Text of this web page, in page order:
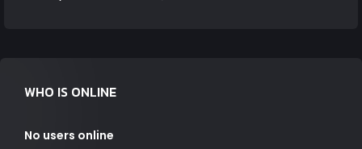
WHO IS ONLINE
No users online